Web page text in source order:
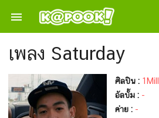

เพลง Saturday
ศิลปิน : 1Mill
อัลบั้ม : -
ค่าย : -